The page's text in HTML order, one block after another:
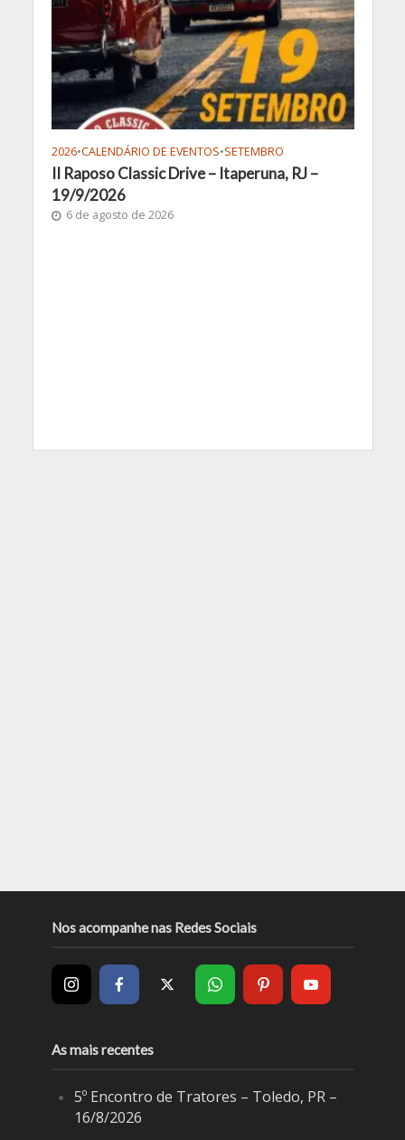
2026•CALENDÁRIO DE EVENTOS•SETEMBRO
II Raposo Classic Drive – Itaperuna, RJ –
19/9/2026
6 de agosto de 2026
Nos acompanhe nas Redes Sociais
As mais recentes
5º Encontro de Tratores – Toledo, PR –
16/8/2026